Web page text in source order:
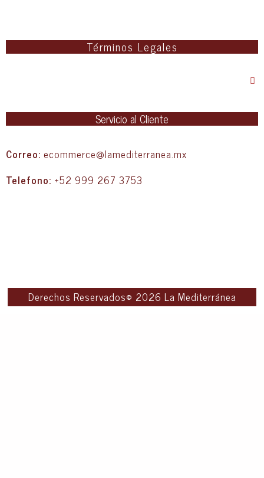
Términos Legales
Servicio al Cliente
Correo: ecommerce@lamediterranea.mx
Telefono: +52 999 267 3753
Derechos Reservados© 2026 La Mediterránea